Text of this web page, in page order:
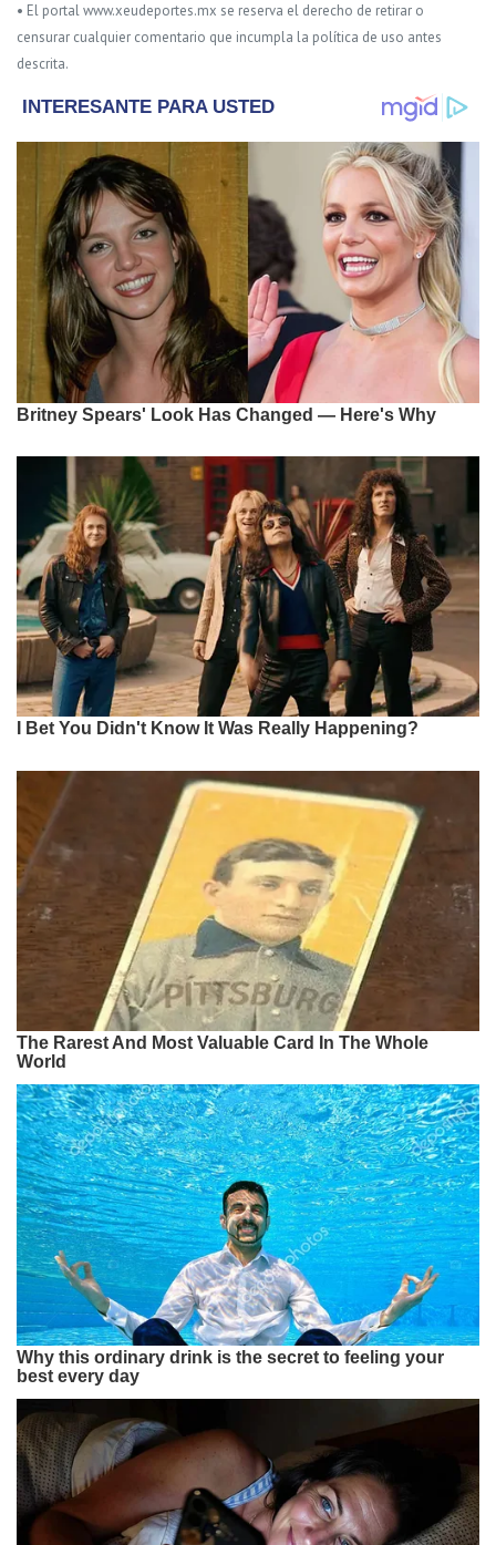
• El portal www.xeudeportes.mx se reserva el derecho de retirar o
censurar cualquier comentario que incumpla la política de uso antes
descrita.